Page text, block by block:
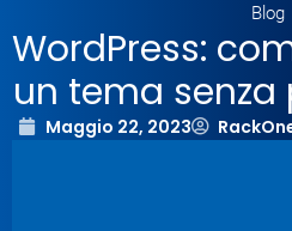
Cloud
Server
Blog
WordPress:
un tema senza
Maggio 22, 2023